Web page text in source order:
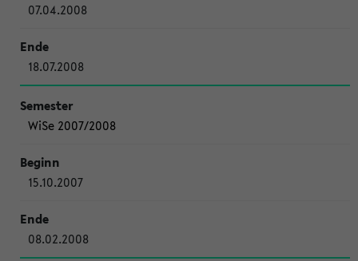
07.04.2008
18.07.2008
WiSe 2007/2008
15.10.2007
08.02.2008